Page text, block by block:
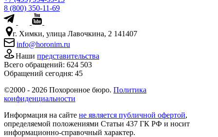
8 (800) 350-11-69
г. Химки, улица Лавочкина, 2 141407
info@horonim.ru
Наши представительства
Всего обращений: 624 503
Обращений сегодня: 45
©2000 - 2026 Похоронное бюро. Политика
конфиденциальности
Информация на сайте не является публичной офертой,
определяемой положениями Статьи 437 ГК РФ и носит
информационно-справочный характер.